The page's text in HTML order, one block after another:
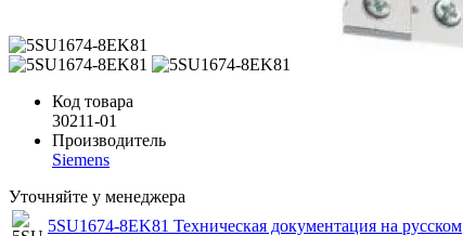
Код товара
30211-01
Производитель
Siemens
Уточняйте у менеджера
5SU1674-8EK81 Техническая документация на русском